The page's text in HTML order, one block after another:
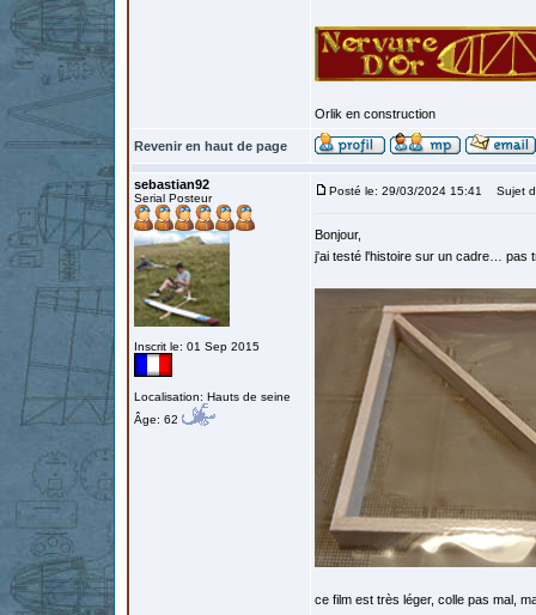
Orlik en construction
Revenir en haut de page
sebastian92
Serial Posteur
Inscrit le: 01 Sep 2015
Localisation: Hauts de seine
Âge: 62
Posté le: 29/03/2024 15:41 Sujet
Bonjour,
j'ai testé l'histoire sur un cadre… pas
ce film est très léger, colle pas mal,